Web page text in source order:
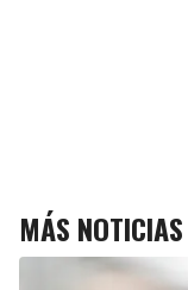
MÁS NOTICIAS